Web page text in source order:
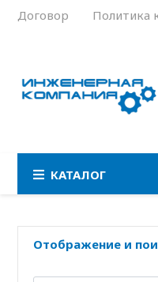
Договор Политика
КАТАЛОГ
Отображение и